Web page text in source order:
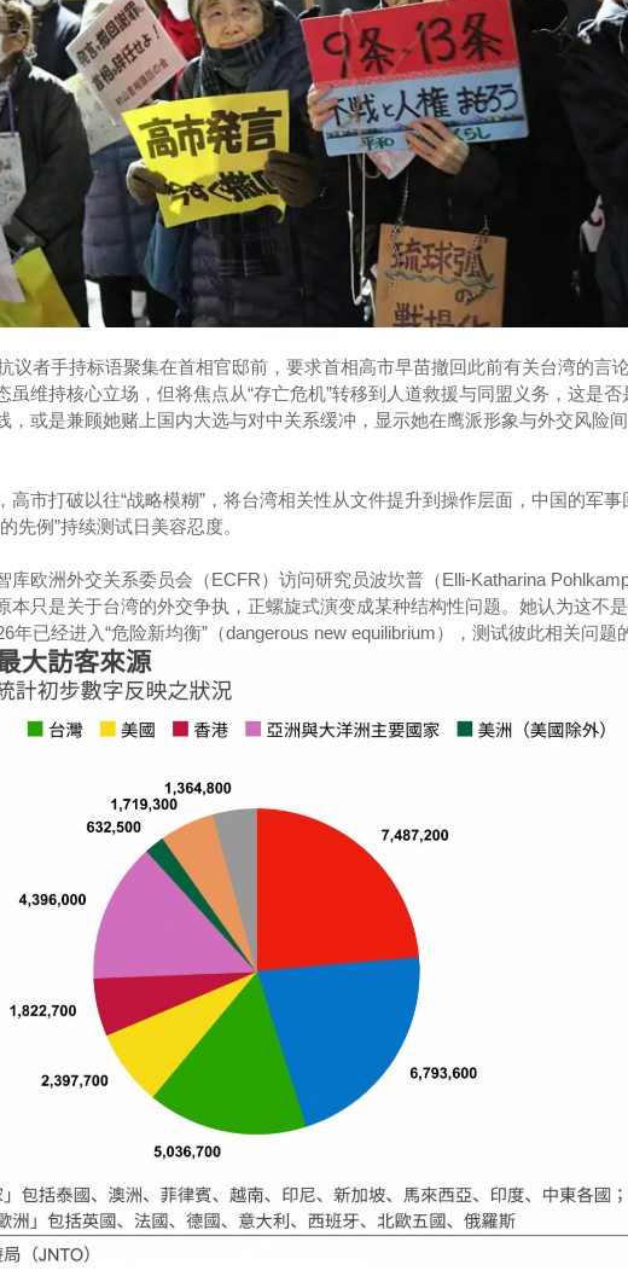
议者手持标语聚集在首相官邸前，要求首相高市早苗撤回此前有关台湾的言
虽维持核心立场，但将焦点从“存亡危机”转移到人道救援与同盟义务，这是否
，或是兼顾她赌上国内大选与对中关系缓冲，显示她在鹰派形象与外交风险
高市打破以往“战略模糊”，将台湾相关性从文件提升到操作层面，中国的军事
先例”持续测试日美容忍度。
库欧洲外交关系委员会（ECFR）访问研究员波坎普（Elli-Katharina
本只是关于台湾的外交争执，正螺旋式演变成某种结构性问题。她认为这不
年已经进入“危险新均衡”（dangerous new equilibrium），测试彼此相关问题